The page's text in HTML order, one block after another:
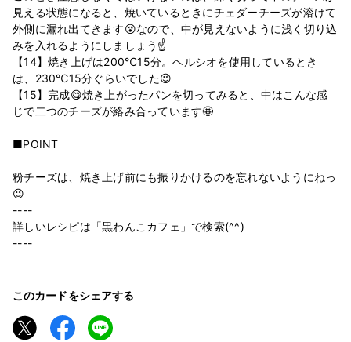
見える状態になると、焼いているときにチェダーチーズが溶けて
外側に漏れ出てきます😵なので、中が見えないように浅く切り込
みを入れるようにしましょう☝
【14】焼き上げは200℃15分。ヘルシオを使用しているとき
は、230℃15分ぐらいでした😉
【15】完成😋焼き上がったパンを切ってみると、中はこんな感
じで二つのチーズが絡み合っています🤩
■POINT
粉チーズは、焼き上げ前にも振りかけるのを忘れないようにねっ
😉
----
詳しいレシピは「黒わんこカフェ」で検索(^^)
----
このカードをシェアする